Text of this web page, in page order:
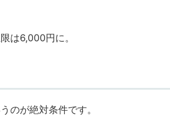
は6,000円に。
のが絶対条件です。